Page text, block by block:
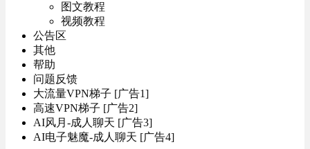
图文教程
视频教程
公告区
其他
帮助
问题反馈
大流量VPN梯子 [广告1]
高速VPN梯子 [广告2]
AI风月-成人聊天 [广告3]
AI电子魅魔-成人聊天 [广告4]